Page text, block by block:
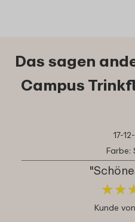
Das sagen
Campus
17-
Farbe:
★★
★★
Kunde